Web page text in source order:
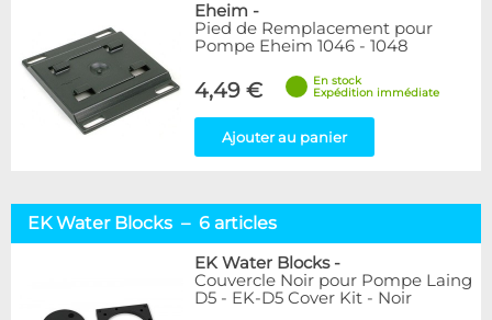
Eheim -
Pied de Remplacement pour
Pompe Eheim 1046 - 1048
4,49 €
En stock
Expédition immédiate
Ajouter au panier
EK Water Blocks – 6 articles
EK Water Blocks-
Couvercle Noir pour Pompe Laing
D5 - EK-D5 Cover Kit - Noir